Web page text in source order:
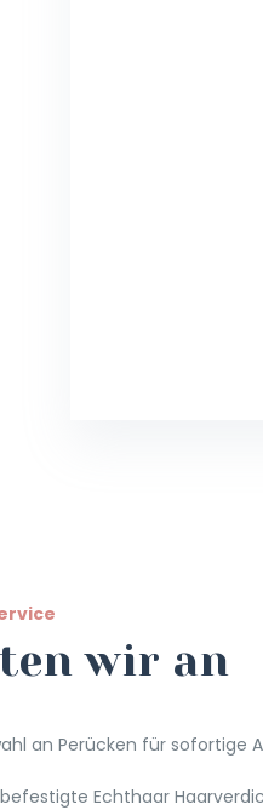
wir an
an Perücken für sofortige
Echthaar